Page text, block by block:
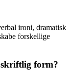
ironi, dramatisk
forskellige
form?